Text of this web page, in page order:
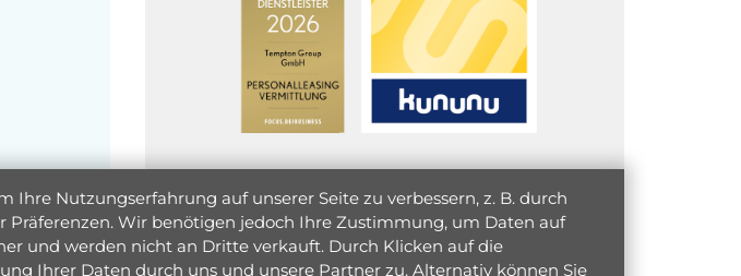
Nutzungserfahrung auf unserer Seite zu verbessern, z. B. durch
Wir benötigen jedoch Ihre Zustimmung, um Daten auf
und werden nicht an Dritte verkauft. Durch Klicken auf die
Ihrer Daten durch uns und unsere Partner zu. Alternativ können Sie